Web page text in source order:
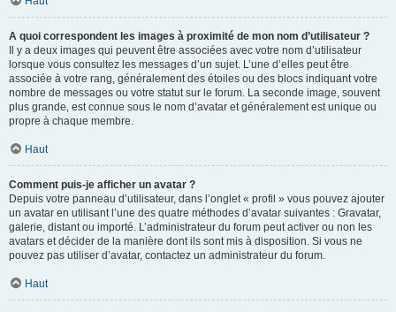
A quoi correspondent les images à proximité de mon nom d’utilisateur ?
Il y a deux images qui peuvent être associées avec votre nom d’utilisateur
lorsque vous consultez les messages d’un sujet. L’une d’elles peut être
associée à votre rang, généralement des étoiles ou des blocs indiquant votre
nombre de messages ou votre statut sur le forum. La seconde image, souvent
plus grande, est connue sous le nom d’avatar et généralement est unique ou
propre à chaque membre.
Haut
Comment puis-je afficher un avatar ?
Depuis votre panneau d’utilisateur, dans l’onglet « profil » vous pouvez ajouter
un avatar en utilisant l’une des quatre méthodes d’avatar suivantes : Gravatar,
galerie, distant ou importé. L’administrateur du forum peut activer ou non les
avatars et décider de la manière dont ils sont mis à disposition. Si vous ne
pouvez pas utiliser d’avatar, contactez un administrateur du forum.
Haut